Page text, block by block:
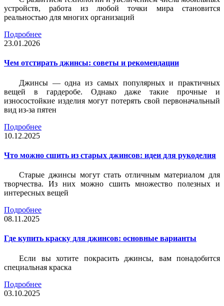
устройств, работа из любой точки мира становится
реальностью для многих организаций
Подробнее
23.01.2026
Чем отстирать джинсы: советы и рекомендации
Джинсы — одна из самых популярных и практичных
вещей в гардеробе. Однако даже такие прочные и
износостойкие изделия могут потерять свой первоначальный
вид из-за пятен
Подробнее
10.12.2025
Что можно сшить из старых джинсов: идеи для рукоделия
Старые джинсы могут стать отличным материалом для
творчества. Из них можно сшить множество полезных и
интересных вещей
Подробнее
08.11.2025
Где купить краску для джинсов: основные варианты
Если вы хотите покрасить джинсы, вам понадобится
специальная краска
Подробнее
03.10.2025